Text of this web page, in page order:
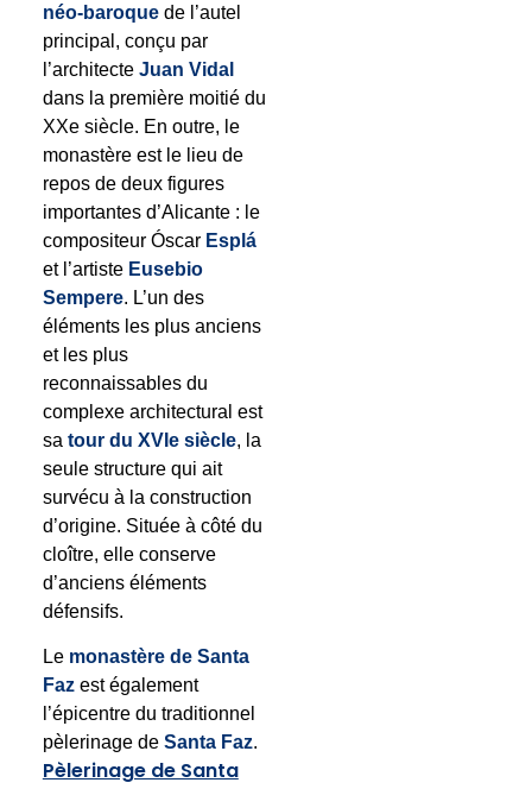
néo-baroquede l’autel
principal, conçu par
l’architecte Juan Vidal
dans la première moitié du
XXe siècle. En outre, le
monastère est le lieu de
repos de deux figures
importantes d’Alicante : le
compositeur Óscar Esplá
et l’artiste Eusebio
Sempere. L’un des
éléments les plus anciens
et les plus
reconnaissables du
complexe architectural est
sa tour du XVIe siècle, la
seule structure qui ait
survécu à la construction
d’origine. Située à côté du
cloître, elle conserve
d’anciens éléments
défensifs.
Le monastère de Santa
Fazest également
l’épicentre du traditionnel
pèlerinage de Santa Faz.
Pèlerinage de Santa